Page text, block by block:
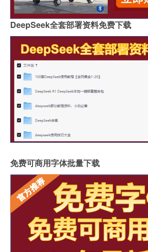
DeepSeek全套部署资料免费下载
免费可商用字体批量下载